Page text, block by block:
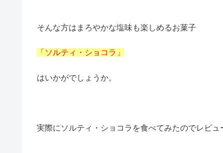
そんな方はまろやかな塩味も楽しめるお菓子
「ソルティ・ショコラ」
はいかがでしょうか。
実際にソルティ・ショコラを食べてみたのでレビュ